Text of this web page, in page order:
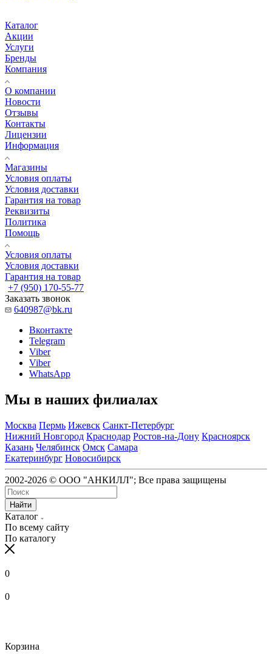
Каталог
Акции
Услуги
Бренды
Компания
О компании
Новости
Отзывы
Контакты
Лицензии
Информация
Магазины
Условия оплаты
Условия доставки
Гарантия на товар
Реквизиты
Политика
Помощь
Условия оплаты
Условия доставки
Гарантия на товар
+7 (950) 170-55-77
Заказать звонок
640987@bk.ru
Вконтакте
Telegram
Viber
Viber
WhatsApp
Мы в наших филиалах
Москва Пермь Ижевск Санкт-Петербург
Нижний Новгород Краснодар Ростов-на-Дону Красноярск
Казань Челябинск Омск Самара
Екатеринбург Новосибирск
2002-2026 © ООО "АНКИЛЛ"; Все права защищены
Найти
Каталог
По всему сайту
По каталогу
0
0
Корзина